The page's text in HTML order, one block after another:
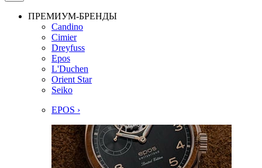
ПРЕМИУМ-БРЕНДЫ
Candino
Cimier
Dreyfuss
Epos
L'Duchen
Orient Star
Seiko
EPOS ›